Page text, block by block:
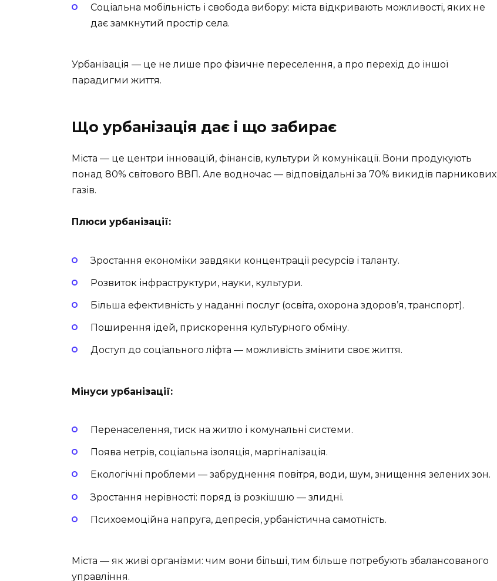
Соціальна мобільність і свобода вибору: міста відкривають можливості, яких не
дає замкнутий простір села.
Урбанізація — це не лише про фізичне переселення, а про перехід до іншої
парадигми життя.
Що урбанізація дає і що забирає
Міста — це центри інновацій, фінансів, культури й комунікації. Вони продукують
понад 80% світового ВВП. Але водночас — відповідальні за 70% викидів парникових
газів.
Плюси урбанізації:
Зростання економіки завдяки концентрації ресурсів і таланту.
Розвиток інфраструктури, науки, культури.
Більша ефективність у наданні послуг (освіта, охорона здоров’я, транспорт).
Поширення ідей, прискорення культурного обміну.
Доступ до соціального ліфта — можливість змінити своє життя.
Мінуси урбанізації:
Перенаселення, тиск на житло і комунальні системи.
Поява нетрів, соціальна ізоляція, маргіналізація.
Екологічні проблеми — забруднення повітря, води, шум, знищення зелених зон.
Зростання нерівності: поряд із розкішшю — злидні.
Психоемоційна напруга, депресія, урбаністична самотність.
Міста — як живі організми: чим вони більші, тим більше потребують збалансованого
управління.